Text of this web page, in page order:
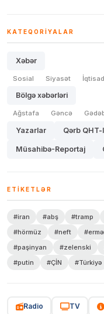
KATEQORIYALAR
Xəbər
Sosial Siyasət
Bölgə xəbərləri
Ağstafa Gəncə
Yazarlar Qərb QHT-
Müsahibə-Reportaj
ETIKETLƏR
#iran #abş #tramp
#hörmüz
#neft
#paşinyan
#zelenski
#putin
#ÇİN #Türkiyə
Radio TV